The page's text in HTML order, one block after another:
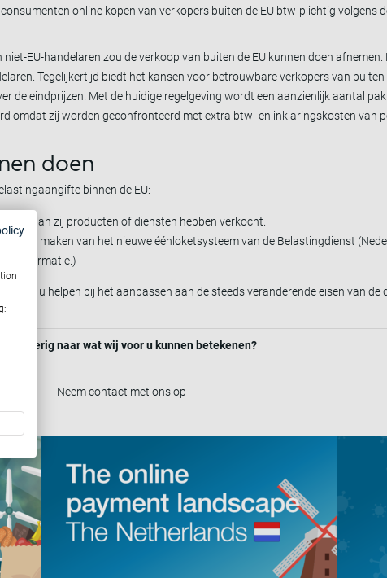
online kopen van verkopers buiten de EU btw-plichtig volgens
niet-EU-handelaren zou de verkoop van buiten de EU kunnen doen afnemen.
Tegelijkertijd biedt het kansen voor betrouwbare verkopers van buiten
de eindprijzen. Met de huidige regelgeving wordt een aanzienlijk aantal
omdat zij worden geconfronteerd met extra btw- en inklaringskosten van
doen
binnen de EU:
waaraan zij producten of diensten hebben verkocht.
te maken van het nieuwe éénloketsysteem van de Belastingdienst
informatie.)
wij u helpen bij het aanpassen aan de steeds veranderende eisen van de
naar wat wij voor u kunnen betekenen?
Neem contact met ons op